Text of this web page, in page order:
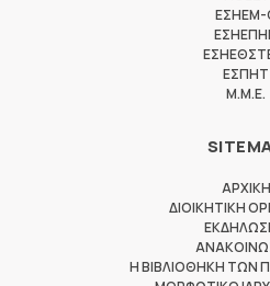
ΕΣΠΗΤ
M.M.E.
ΑΡΧΙΚΗ
ΔΙΟΙΚΗΤΙΚΗ
Η ΒΙΒΛΙΟΘΗΚΗ ΤΩΝ